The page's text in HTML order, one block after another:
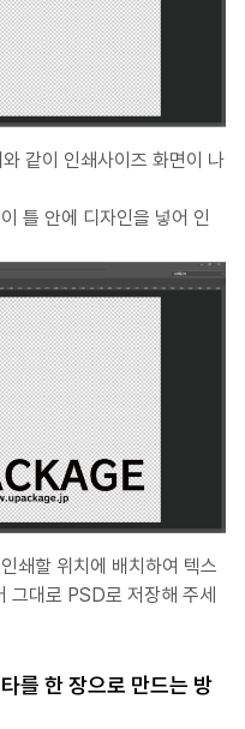
같이 인쇄사이즈 화면이 나
틀 안에 디자인을 넣어 인
쇄할 위치에 배치하여 텍스
그대로 PSD로 저장해 주세
를 한 장으로 만드는 방